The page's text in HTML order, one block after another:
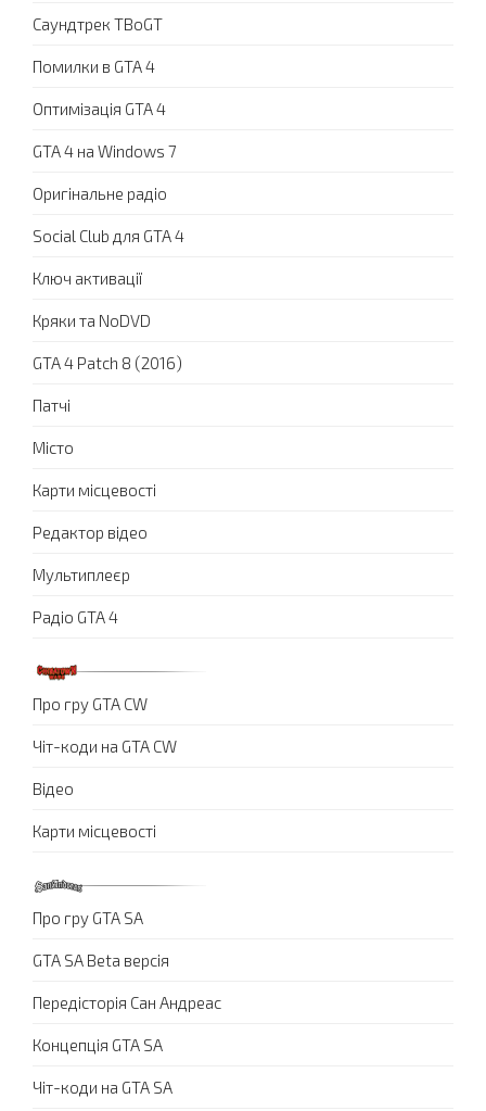
Саундтрек TBoGT
Помилки в GTA 4
Оптимізація GTA 4
GTA 4 на Windows 7
Оригінальне радіо
Social Club для GTA 4
Ключ активації
Кряки та NoDVD
GTA 4 Patch 8 (2016)
Патчі
Місто
Карти місцевості
Редактор відео
Мультиплеєр
Радіо GTA 4
Про гру GTA CW
Чіт-коди на GTA CW
Відео
Карти місцевості
Про гру GTA SA
GTA SA Beta версія
Передісторія Сан Андреас
Концепція GTA SA
Чіт-коди на GTA SA